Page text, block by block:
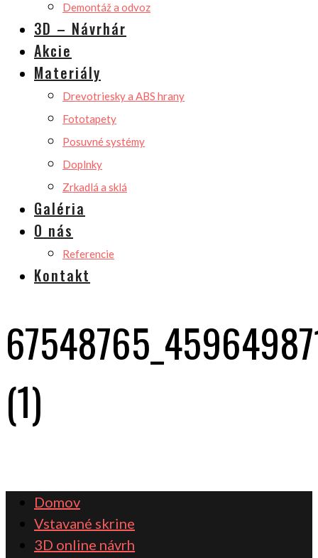
Demontáž a odvoz
3D – Návrhár
Akcie
Materiály
Drevotriesky a ABS hrany
Fototapety
Posuvné systémy
Doplnky
Zrkadlá a sklá
Galéria
O nás
Referencie
Kontakt
(1)
Domov
Vstavané skrine
3D online návrh